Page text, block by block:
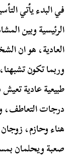
في البدء يأتي
الرئيسية وبين
العادية، هو ان
وربما تكون
طبيعية عادية
درجات التعاطف،
هناء وحازم،
صعبة ويحلمان